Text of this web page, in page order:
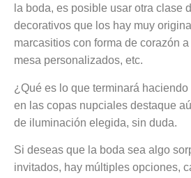
la boda, es posible usar otra clase
decorativos que los hay muy
marcasitios con forma de corazón
mesa personalizados, etc.
¿Qué es lo que terminará
en las copas nupciales destaque
de iluminación elegida, sin duda.
Si deseas que la boda sea algo
invitados, hay múltiples opciones,